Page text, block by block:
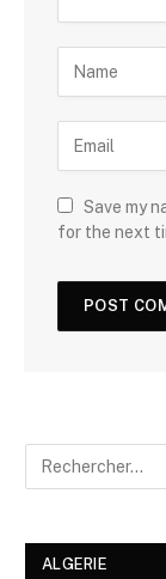
Save my
for the next
ALGERIE